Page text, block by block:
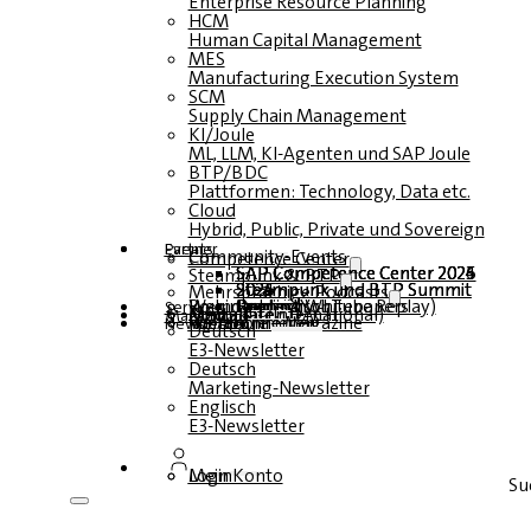
HCM
Human Capital Management
MES
Manufacturing Execution System
SCM
Supply Chain Management
KI/Joule
ML, LLM, KI-Agenten und SAP Joule
BTP/BDC
Plattformen: Technology, Data etc.
Cloud
Hybrid, Public, Private und Sovereign
Partner
EventsCommunity-Events
Competence Center
SAP Competence Center 2026
SAP Competence Center 2025
SAP Competence Center 2024
SAP Competence Center 2023
Steampunk & BTP
Steampunk und BTP Summit 2026
Steampunk und BTP Summit 2025
Steampunk und BTP Summit 2024
Mehrsprachige Podcasts
Deutsch
Englisch
Spanisch
Französisch
Roundtables (YouTube Replay)
Webinare und Whitepapers
Service
Formulare
Kontakt
Mediadaten DACH
Media Kit (International)
Magazin
hier abonnieren
für Abonnenten
kostenfreie Magazine
Newsletter
Deutsch
E3-Newsletter
Deutsch
Marketing-Newsletter
Englisch
E3-Newsletter
Login
Mein Konto